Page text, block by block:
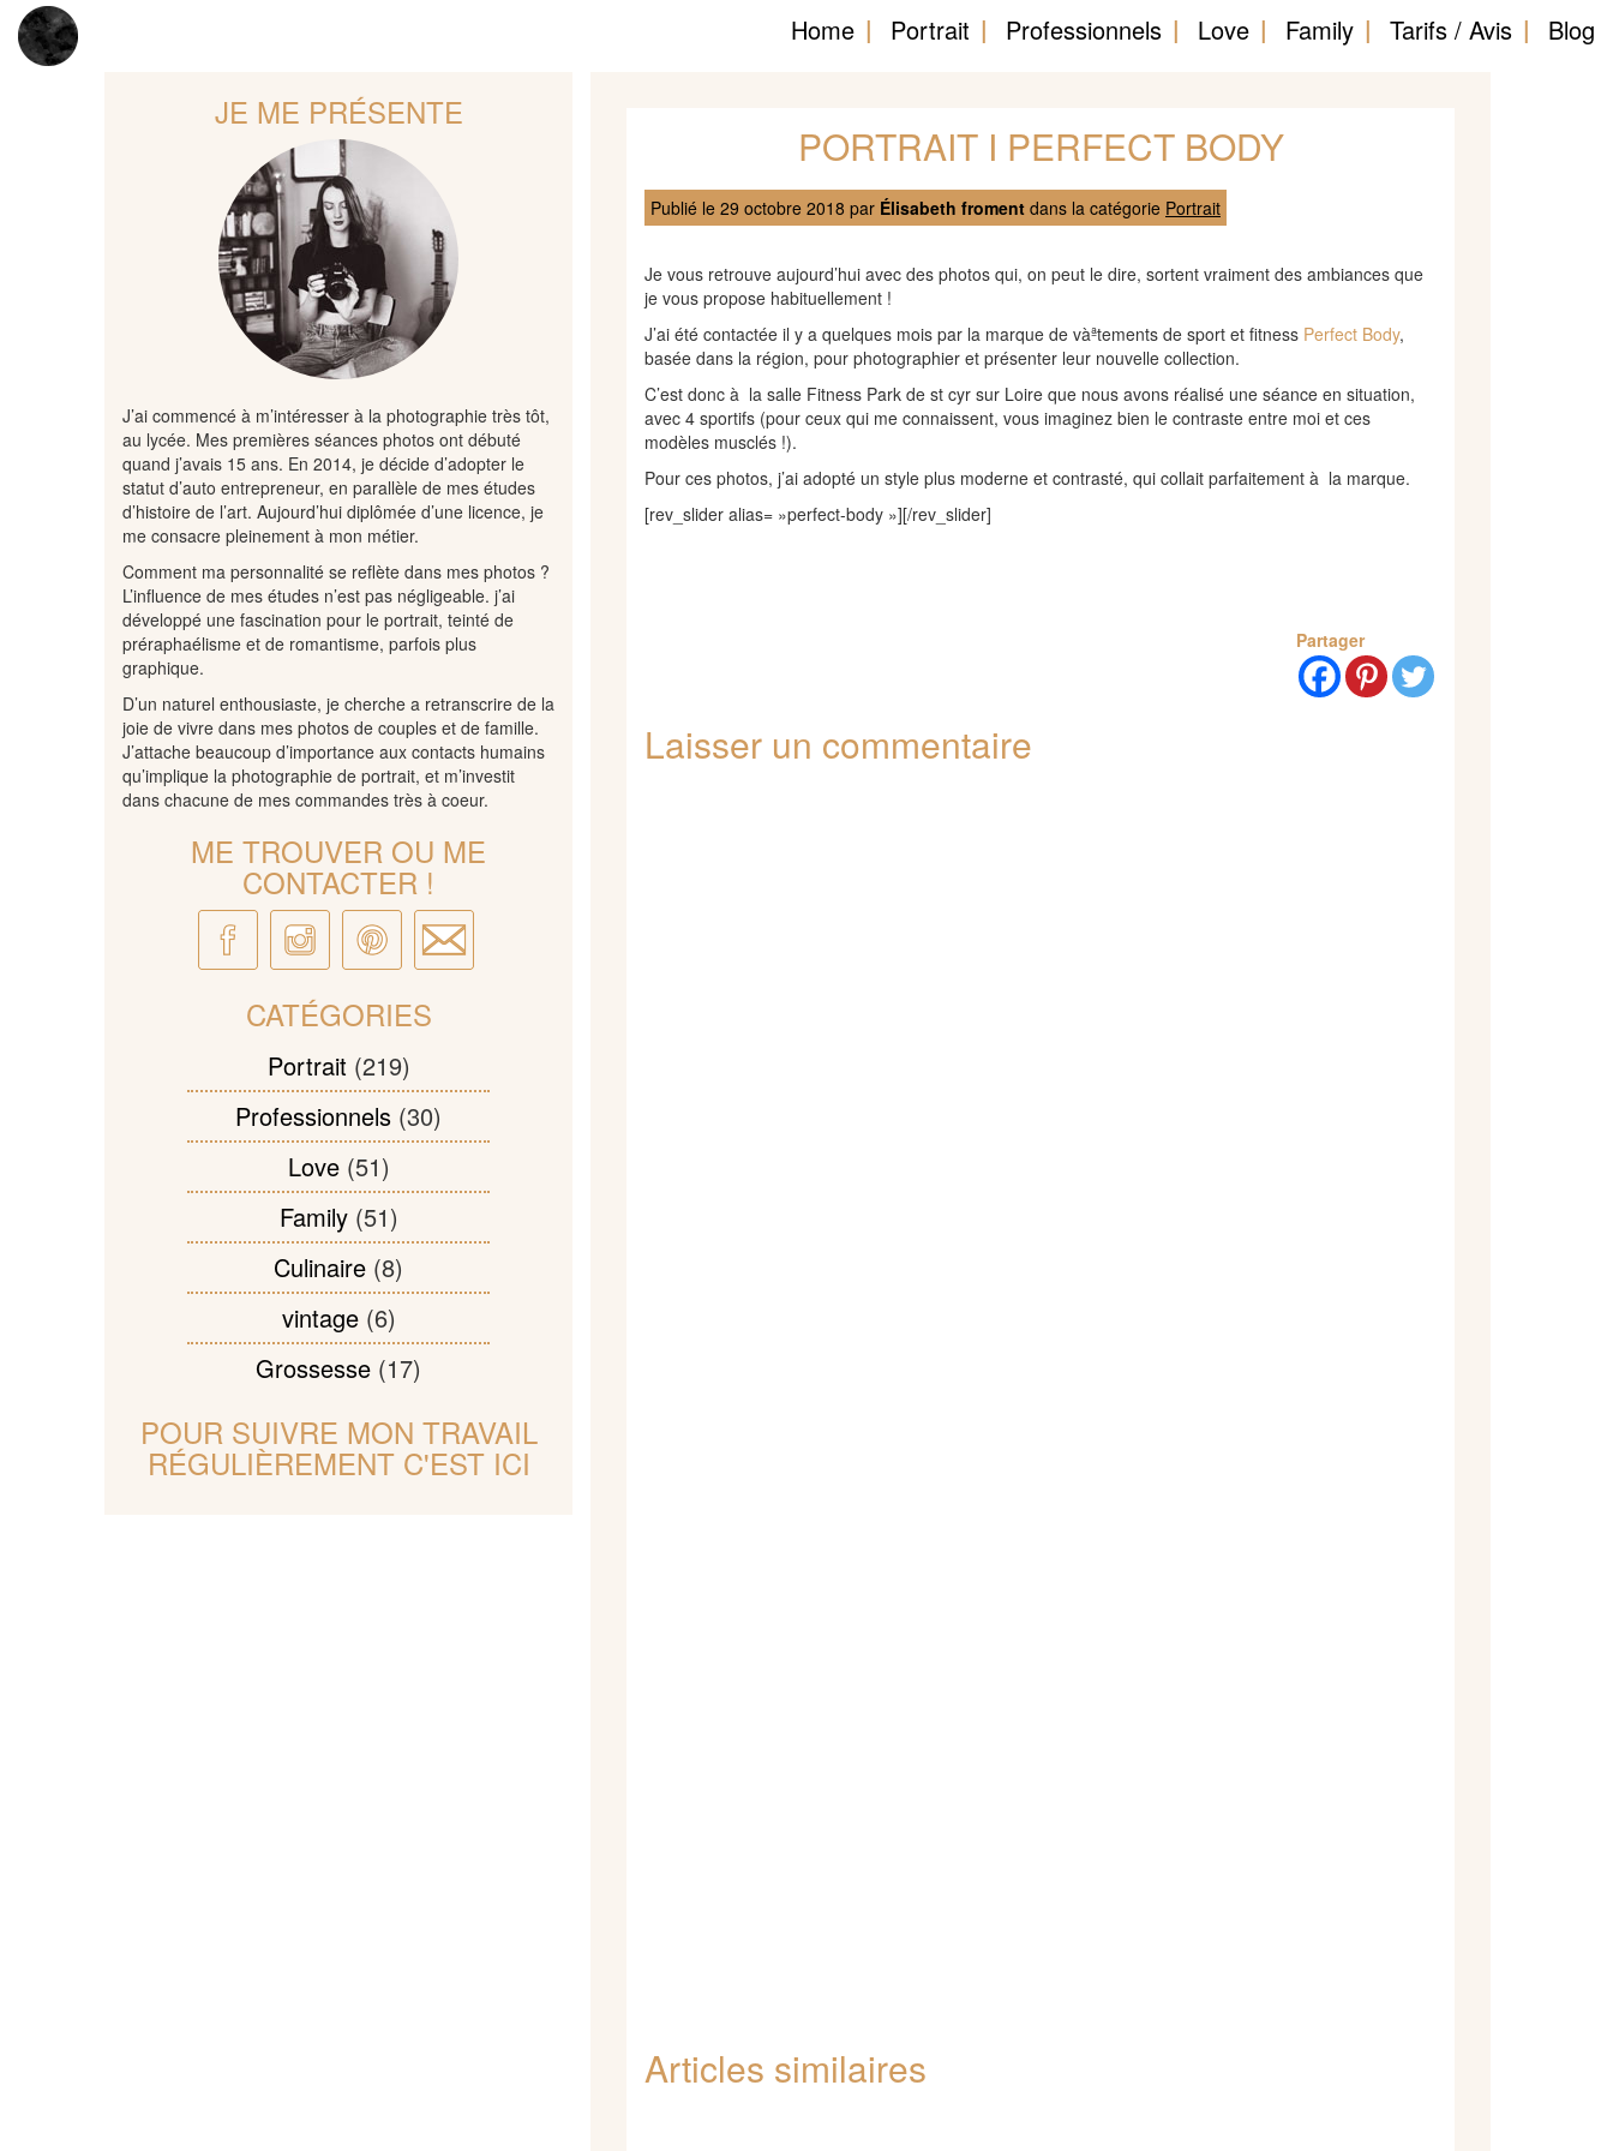
Home Portrait Professionnels Love Family Tarifs / Avis Blog
JE ME PRÉSENTE
J’ai commencé à m’intéresser à la photographie très tôt,
au lycée. Mes premières séances photos ont débuté
quand j’avais 15 ans. En 2014, je décide d’adopter le
statut d’auto entrepreneur, en parallèle de mes études
d’histoire de l’art. Aujourd’hui diplômée d’une licence, je
me consacre pleinement à mon métier.
Comment ma personnalité se reflète dans mes photos ?
L’influence de mes études n’est pas négligeable. j’ai
développé une fascination pour le portrait, teinté de
préraphaélisme et de romantisme, parfois plus
graphique.
D’un naturel enthousiaste, je cherche a retranscrire de la
joie de vivre dans mes photos de couples et de famille.
J’attache beaucoup d’importance aux contacts humains
qu’implique la photographie de portrait, et m’investit
dans chacune de mes commandes très à coeur.
ME TROUVER OU ME
CONTACTER !
CATÉGORIES
Portrait (219)
Professionnels (30)
Love(51)
Family(51)
Culinaire (8)
vintage(6)
Grossesse (17)
POUR SUIVRE MON TRAVAIL
RÉGULIÈREMENT C'EST ICI
PORTRAIT I PERFECT BODY
Publié le 29 octobre 2018 par Élisabeth froment dans la catégorie Portrait
Je vous retrouve aujourd’hui avec des photos qui, on peut le dire, sortent vraiment des ambiances que
je vous propose habituellement !
J’ai été contactée il y a quelques mois par la marque de vàªtements de sport et fitness Perfect Body,
basée dans la région, pour photographier et présenter leur nouvelle collection.
C’est donc à la salle Fitness Park de st cyr sur Loire que nous avons réalisé une séance en situation,
avec 4 sportifs (pour ceux qui me connaissent, vous imaginez bien le contraste entre moi et ces
modèles musclés !).
Pour ces photos, j’ai adopté un style plus moderne et contrasté, qui collait parfaitement à la marque.
[rev_slider alias= »perfect-body »][/rev_slider]
Partager
Laisser un commentaire
Articles similaires